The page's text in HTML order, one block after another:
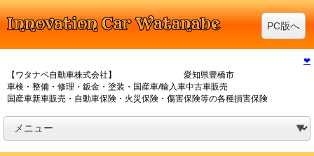
PC版へ
❤
【ワタナベ自動車株式会社】 愛知県豊橋市
車検・整備・修理・鈑金・塗装・国産車/輸入車中古車販売
国産車新車販売・自動車保険・火災保険・傷害保険等の各種損害保険